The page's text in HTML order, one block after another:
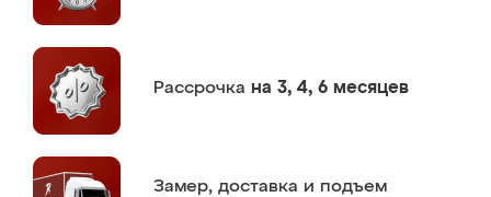
Рассрочка на 3, 4, 6 месяцев
Замер, доставка и подъем